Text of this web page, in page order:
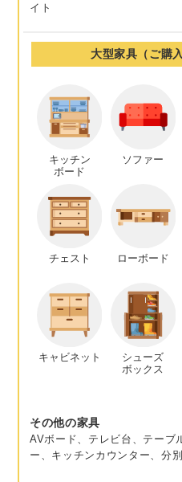
イト
大型家具（ご購
キッチン
ボード
ソファー
チェスト ローボード
キャビネット
シューズ
ボックス
その他の家具
AVボード、テレビ台、テーブ
ー、キッチンカウンター、分